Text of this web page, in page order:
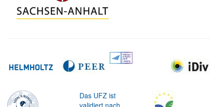
Das UFZ ist
validiert nach